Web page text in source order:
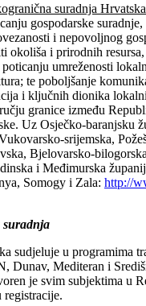
suradnja
gospodarske
i nepovoljnog
okoliša i prirodnih
umreženosti
te poboljšanje
i ključnih dionika
granice između
Uz Osječko-baranjsku
srijemska,
Bjelovarsko-
i Međimurska
Somogy i Zala: http://
suradnja
sudjeluje u programima
Dunav, Mediteran i
je svim subjektima u
registracije.